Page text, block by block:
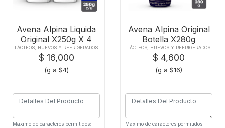
Avena Alpina Liquida
Original X250g X 4
Und
LÁCTEOS, HUEVOS Y REFRIGERADOS
$ 16,000
(g a $4)
Maximo de caracteres permitidos:
Avena Alpina Original
Botella X280g
LÁCTEOS, HUEVOS Y REFRIGERADOS
$ 4,600
(g a $16)
Maximo de caracteres permitidos: